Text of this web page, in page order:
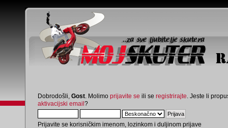
Dobrodošli, Gost . Molimo prijavite se ili se registrirajte . Jeste li
aktivacijski email?
Prijavite se korisničkim imenom, lozinkom i duljinom prijave